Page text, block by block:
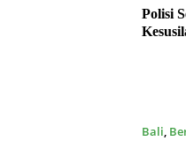
Polisi
Bali,